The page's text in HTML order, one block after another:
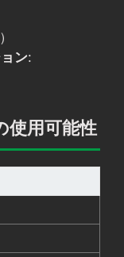
ン:
使用可能性